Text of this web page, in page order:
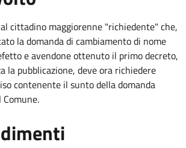
cittadino maggiorenne "richiedente" che,
la domanda di cambiamento di nome
e avendone ottenuto il primo decreto,
la pubblicazione, deve ora richiedere
contenente il sunto della domanda